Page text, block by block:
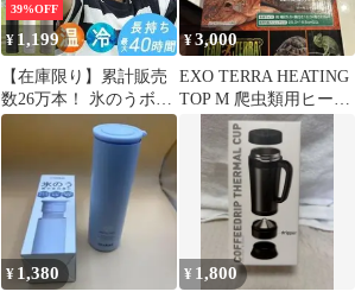
39%OFF
¥ 1,199
【在庫限り】累計販売
数26万本！ 氷のうボト
ル マットタイプ 持ち運
び 氷のう 携帯 ネック
クーラー 首 冷やす 氷
嚢 スポーツ 水筒 魔法
瓶 保冷 冷温スティック
アイシングバッグ 結露
しない ひょうのう アイ
スパック 熱中症対策 暑
¥3,000
EXO TERRA HEATING
TOP M 爬虫類用ヒータ
¥ 1,380 ¥ 1,800